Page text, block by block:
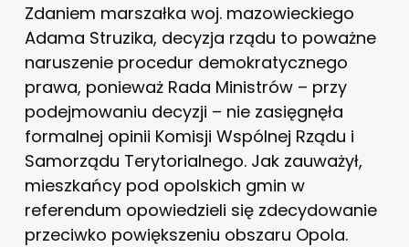
Zdaniem marszałka woj. mazowieckiego
Adama Struzika, decyzja rządu to poważne
naruszenie procedur demokratycznego
prawa, ponieważ Rada Ministrów – przy
podejmowaniu decyzji – nie zasięgnęła
formalnej opinii Komisji Wspólnej Rządu i
Samorządu Terytorialnego. Jak zauważył,
mieszkańcy pod opolskich gmin w
referendum opowiedzieli się zdecydowanie
przeciwko powiększeniu obszaru Opola.